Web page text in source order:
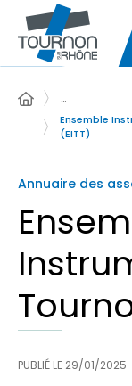
…
Ensemble
(EITT)
Annuaire des
PUBLIÉ LE 29/01/2025